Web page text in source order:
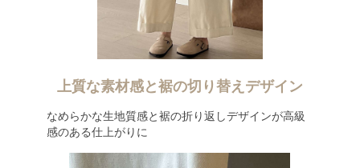
上質な素材感と裾の切り替えデザイン
なめらかな生地質感と裾の折り返しデザインが高級
感のある仕上がりに